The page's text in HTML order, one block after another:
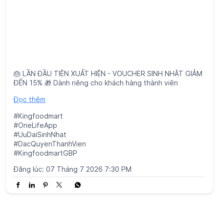
🎂 LẦN ĐẦU TIÊN XUẤT HIỆN - VOUCHER SINH NHẬT GIẢM
ĐẾN 15% 🎁 Dành riêng cho khách hàng thành viên
Đọc thêm
#Kingfoodmart
#OneLifeApp
#UuDaiSinhNhat
#DacQuyenThanhVien
#KingfoodmartGBP
Đăng lúc: 07 Tháng 7 2026 7:30 PM